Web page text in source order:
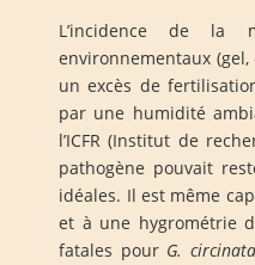
L’incidence de la
environnementaux
un excès de
par une humidité
l’ICFR (Institut de
pathogène pouvait
idéales. Il est même
et à une hygrométrie
fatales pour G. circinata